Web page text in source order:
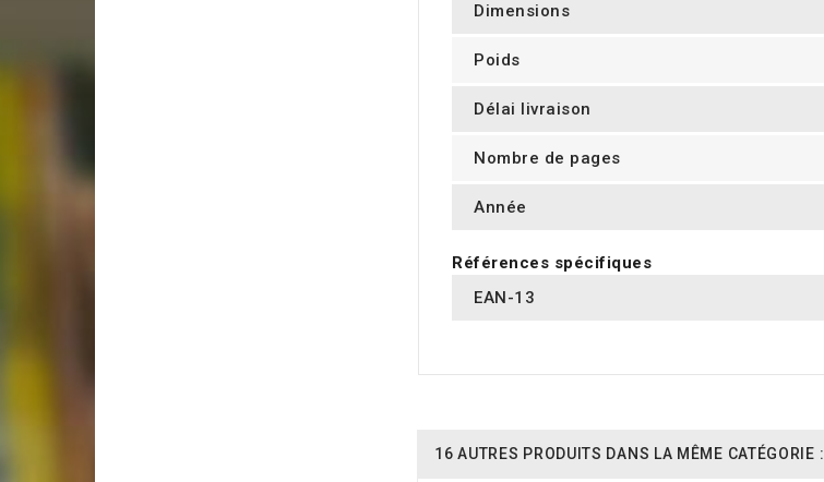
Dimensions
Poids
Délai livraison
Nombre de pages
Année
Références spécifiques
EAN-13
16 AUTRES PRODUITS DANS LA MÊME CATÉGORIE :